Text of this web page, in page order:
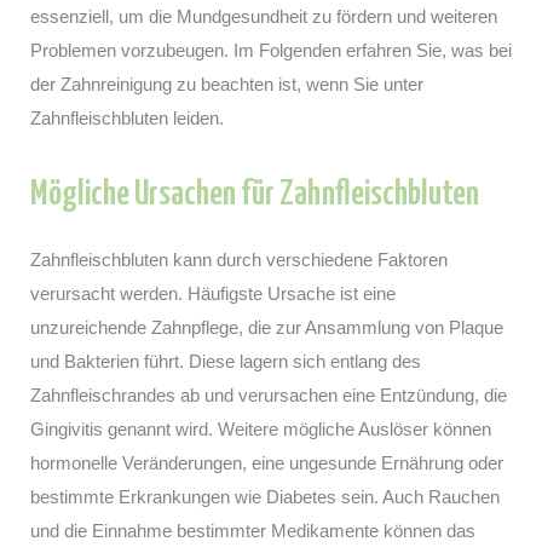
essenziell, um die Mundgesundheit zu fördern und weiteren
Problemen vorzubeugen. Im Folgenden erfahren Sie, was bei
der Zahnreinigung zu beachten ist, wenn Sie unter
Zahnfleischbluten leiden.
Mögliche Ursachen für Zahnfleischbluten
Zahnfleischbluten kann durch verschiedene Faktoren
verursacht werden. Häufigste Ursache ist eine
unzureichende Zahnpflege, die zur Ansammlung von Plaque
und Bakterien führt. Diese lagern sich entlang des
Zahnfleischrandes ab und verursachen eine Entzündung, die
Gingivitis genannt wird. Weitere mögliche Auslöser können
hormonelle Veränderungen, eine ungesunde Ernährung oder
bestimmte Erkrankungen wie Diabetes sein. Auch Rauchen
und die Einnahme bestimmter Medikamente können das